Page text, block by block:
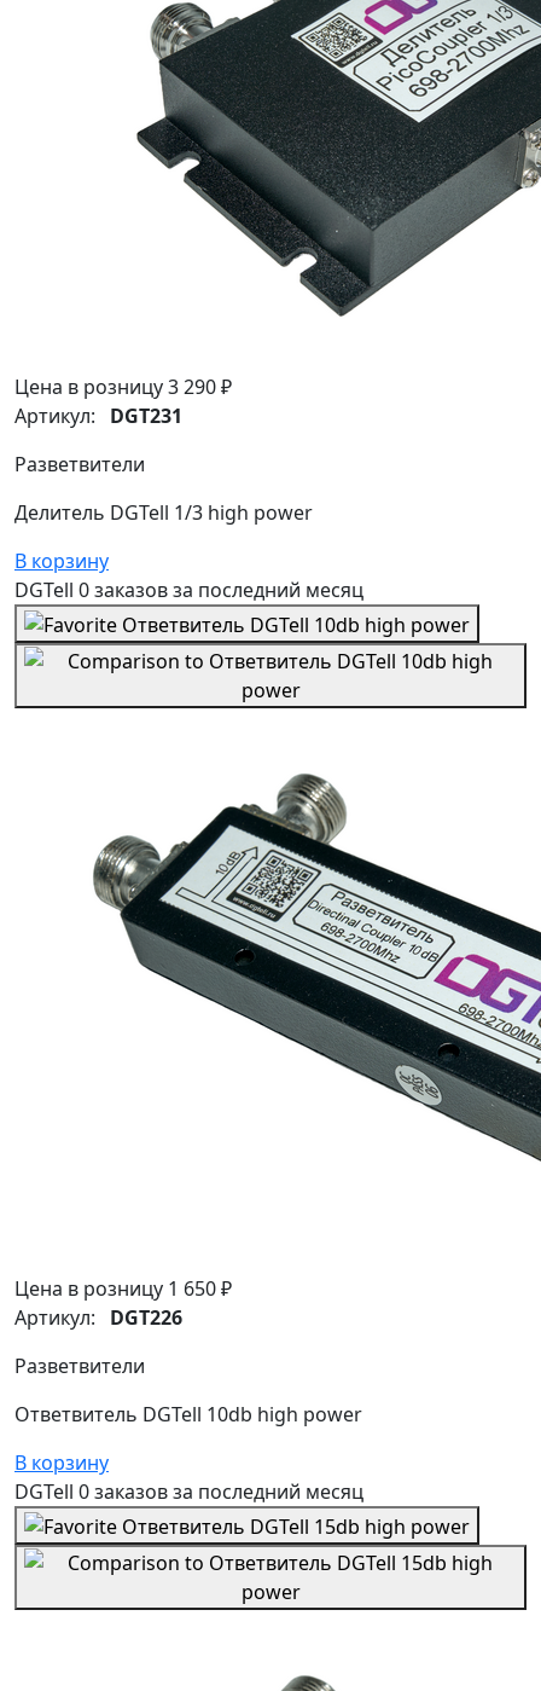
Цена в розницу3 290 ₽
Артикул: DGT231
Разветвители
Делитель DGTell 1/3 high power
В корзину
DGTell 0 заказовза последний месяц
Цена в розницу 1 650 ₽
Артикул: DGT226
Разветвители
Ответвитель DGTell 10db high power
В корзину
DGTell 0 заказовза последний месяц